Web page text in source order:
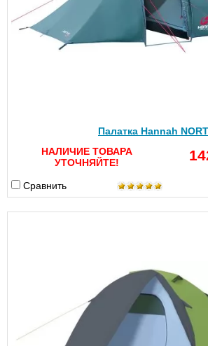
Палатка Hannah
НАЛИЧИЕ ТОВАРА
УТОЧНЯЙТЕ!
Сравнить